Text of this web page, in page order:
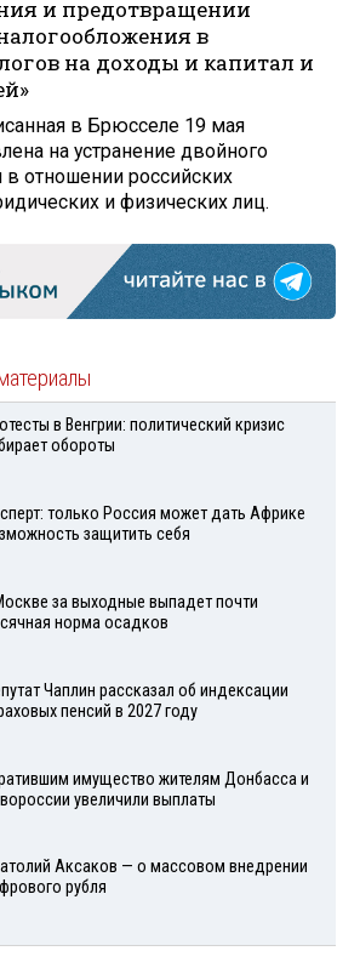
и предотвращении
в
на доходы и капитал и
в Брюсселе 19 мая
на устранение двойного
в отношении российских
и физических лиц.
в Венгрии: политический кризис
обороты
только Россия может дать Африке
защитить себя
за выходные выпадет почти
норма осадков
Чаплин рассказал об индексации
пенсий в 2027 году
имущество жителям Донбасса и
увеличили выплаты
Аксаков — о массовом внедрении
рубля